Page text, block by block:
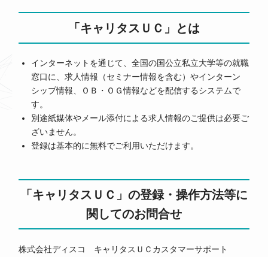
「キャリタスＵＣ」とは
インターネットを通じて、全国の国公立私立大学等の就職
窓口に、求人情報（セミナー情報を含む）やインターン
シップ情報、ＯＢ・ＯＧ情報などを配信するシステムで
す。
別途紙媒体やメール添付による求人情報のご提供は必要ご
ざいません。
登録は基本的に無料でご利用いただけます。
「キャリタスＵＣ」の登録・操作方法等に
関してのお問合せ
株式会社ディスコ キャリタスＵＣカスタマーサポート